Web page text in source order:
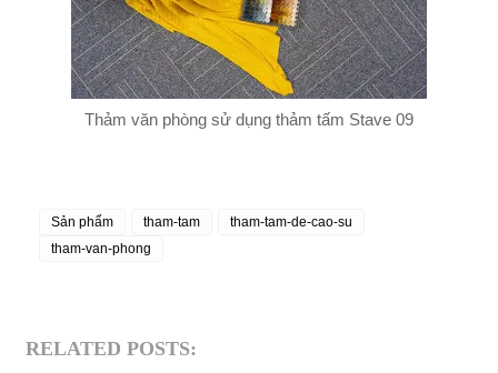
Thảm văn phòng sử dụng thảm tấm Stave 09
Sản phẩm tham-tam
tham-tam-de-cao-su
tham-van-phong
RELATED POSTS: